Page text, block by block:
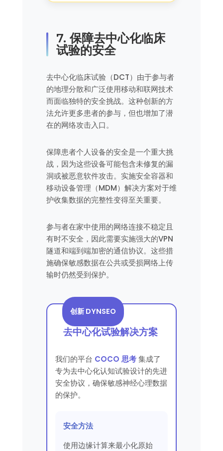
7. 保障去中心化临床
试验的安全
去中心化临床试验（DCT）由于参与者
的地理分散和广泛使用移动和联网技术
而面临独特的安全挑战。这种创新的方
法允许更多患者的参与，但也增加了潜
在的网络攻击入口。
保障患者个人设备的安全是一个重大挑
战，因为这些设备可能包含未修复的漏
洞或被恶意软件攻击。实施安全容器和
移动设备管理（MDM）解决方案对于维
护收集数据的完整性变得至关重要。
参与者在家中使用的网络连接不稳定且
有时不安全，因此需要实施强大的VPN
隧道和端到端加密的通信协议。这些措
施确保敏感数据在公共或受损网络上传
输时仍然受到保护。
创新 DYNSEO
去中心化试验解决方案
我们的平台 COCO 思考集成了
专为去中心化认知试验设计的先进
安全协议，确保敏感神经心理数据
的保护。
安全方法
使用边缘计算来最小化原始